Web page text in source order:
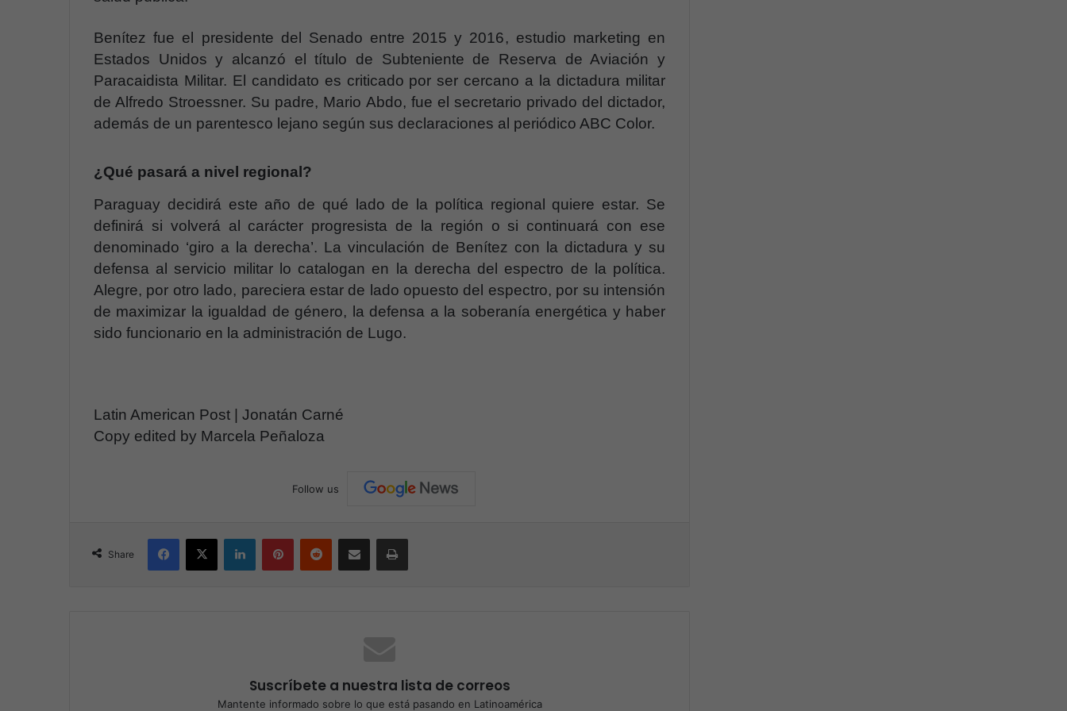
Benítez fue el presidente del Senado entre 2015 y 2016, estudio marketing en
Estados Unidos y alcanzó el título de Subteniente de Reserva de Aviación y
Paracaidista Militar. El candidato es criticado por ser cercano a la dictadura militar
de Alfredo Stroessner. Su padre, Mario Abdo, fue el secretario privado del dictador,
además de un parentesco lejano según sus declaraciones al periódico ABC Color.
¿Qué pasará a nivel regional?
Paraguay decidirá este año de qué lado de la política regional quiere estar. Se
definirá si volverá al carácter progresista de la región o si continuará con ese
denominado ‘giro a la derecha’. La vinculación de Benítez con la dictadura y su
defensa al servicio militar lo catalogan en la derecha del espectro de la política.
Alegre, por otro lado, pareciera estar de lado opuesto del espectro, por su intensión
de maximizar la igualdad de género, la defensa a la soberanía energética y haber
sido funcionario en la administración de Lugo.
Latin American Post | Jonatán Carné
Copy edited by Marcela Peñaloza
Follow us
Share
Suscríbete a nuestra lista de correos
Mantente informado sobre lo que está pasando en Latinoamérica